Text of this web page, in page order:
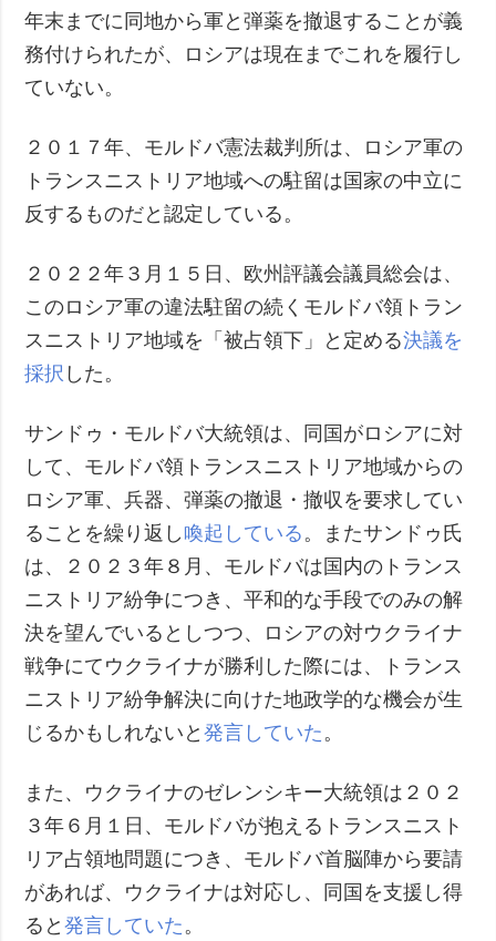
年末までに同地から軍と弾薬を撤退することが義
務付けられたが、ロシアは現在までこれを履行し
ていない。
２０１７年、モルドバ憲法裁判所は、ロシア軍の
トランスニストリア地域への駐留は国家の中立に
反するものだと認定している。
２０２２年３月１５日、欧州評議会議員総会は、
このロシア軍の違法駐留の続くモルドバ領トラン
スニストリア地域を「被占領下」と定める決議を
採択 した。
サンドゥ・モルドバ大統領は、同国がロシアに対
して、モルドバ領トランスニストリア地域からの
ロシア軍、兵器、弾薬の撤退・撤収を要求してい
ることを繰り返し 喚起している 。またサンドゥ氏
は、２０２３年８月、モルドバは国内のトランス
ニストリア紛争につき、平和的な手段でのみの解
決を望んでいるとしつつ、ロシアの対ウクライナ
戦争にてウクライナが勝利した際には、トランス
ニストリア紛争解決に向けた地政学的な機会が生
じるかもしれないと発言していた 。
また、ウクライナのゼレンシキー大統領は２０２
３年６月１日、モルドバが抱えるトランスニスト
リア占領地問題につき、モルドバ首脳陣から要請
があれば、ウクライナは対応し、同国を支援し得
ると発言していた 。